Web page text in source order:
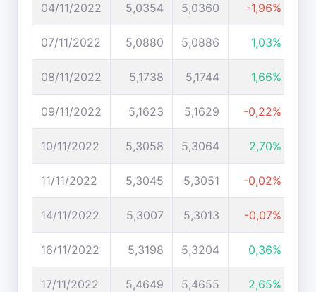
04/11/2022 5,0354 5,0360 -1,96%
07/11/2022 5,0880 5,0886 1,03%
08/11/2022 5,1738 5,1744 1,66%
09/11/2022 5,1623 5,1629 -0,22%
10/11/2022 5,3058 5,3064 2,70%
11/11/2022 5,3045 5,3051 -0,02%
14/11/2022 5,3007 5,3013 -0,07%
16/11/2022 5,3198 5,3204 0,36%
17/11/2022 5,4649 5,4655 2,65%